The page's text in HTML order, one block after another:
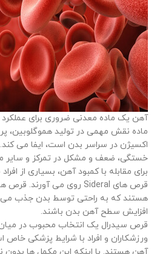
آهن یک ماده معدنی ضروری برای
ماده نقش مهمی در تولید هموگلوبین،
اکسیژن در سراسر بدن است، ایفا می
خستگی، ضعف و مشکل در تمرکز و سایر
برای مقابله با کمبود آهن، بسیاری از
قرص های Sideral روی می آورند. قرص
هستند که به راحتی توسط بدن جذب می
افزایش سطح آهن بدن باشند.
قرص سیدرال یک انتخاب محبوب در میان
ورزشکاران و افراد با شرایط پزشکی